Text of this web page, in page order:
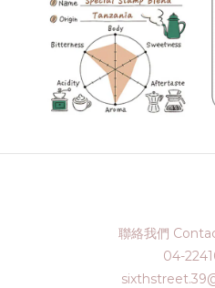
聯絡我們
04-